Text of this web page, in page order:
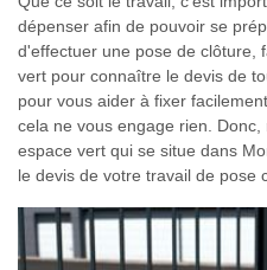
dépenser afin de pouvoir se
d'effectuer une pose de clôture,
vert pour connaître le devis de
pour vous aider à fixer
cela ne vous engage rien.
espace vert qui se situe dans
le devis de votre travail de pose